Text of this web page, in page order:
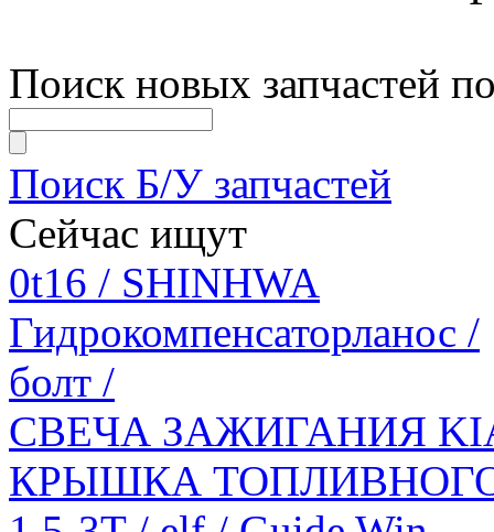
Поиск новых запчастей
Поиск Б/У запчастей
Сейчас ищут
0t16 / SHINHWA
Гидрокомпенсаторланос /
болт /
СВЕЧА ЗАЖИГАНИЯ KIA
КРЫШКА